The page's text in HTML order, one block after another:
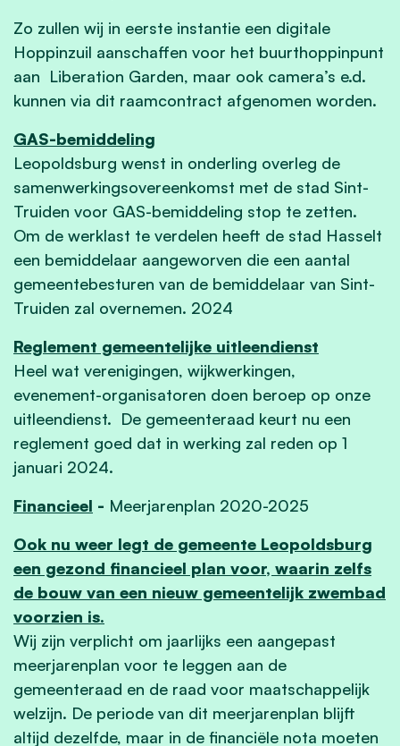
Zo zullen wij in eerste instantie een digitale
Hoppinzuil aanschaffen voor het buurthoppinpunt
aan Liberation Garden, maar ook camera’s e.d.
kunnen via dit raamcontract afgenomen worden.
GAS-bemiddeling
Leopoldsburg wenst in onderling overleg de
samenwerkingsovereenkomst met de stad Sint-
Truiden voor GAS-bemiddeling stop te zetten.
Om de werklast te verdelen heeft de stad Hasselt
een bemiddelaar aangeworven die een aantal
gemeentebesturen van de bemiddelaar van Sint-
Truiden zal overnemen. 2024
Reglement gemeentelijke uitleendienst
Heel wat verenigingen, wijkwerkingen,
evenement-organisatoren doen beroep op onze
uitleendienst. De gemeenteraad keurt nu een
reglement goed dat in werking zal reden op 1
januari 2024.
Financieel - Meerjarenplan 2020-2025
Ook nu weer legt de gemeente Leopoldsburg
een gezond financieel plan voor, waarin zelfs
de bouw van een nieuw gemeentelijk zwembad
voorzien is.
Wij zijn verplicht om jaarlijks een aangepast
meerjarenplan voor te leggen aan de
gemeenteraad en de raad voor maatschappelijk
welzijn. De periode van dit meerjarenplan blijft
altijd dezelfde, maar in de financiële nota moeten